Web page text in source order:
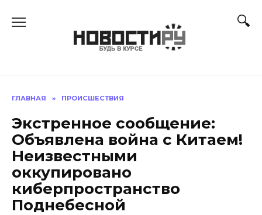
ГЛАВНАЯ » ПРОИСШЕСТВИЯ
Экстренное сообщение:
Объявлена война с Китаем!
Неизвестными
оккупировано
киберпространство
Поднебесной